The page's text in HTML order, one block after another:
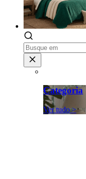
Categoria
Ver tudo >